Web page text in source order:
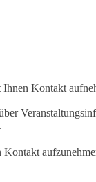
Kontakt